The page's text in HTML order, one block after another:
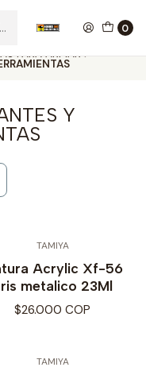
0
PARA ARMAR
Y
TAMIYA
Acrylic Xf-56
metalico 23Ml
$26.000 COP
TAMIYA